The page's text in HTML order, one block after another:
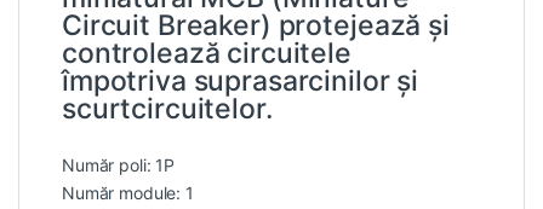
Circuit Breaker) protejează și
controlează circuitele
împotriva suprasarcinilor și
scurtcircuitelor.
Număr poli: 1P
Număr module: 1